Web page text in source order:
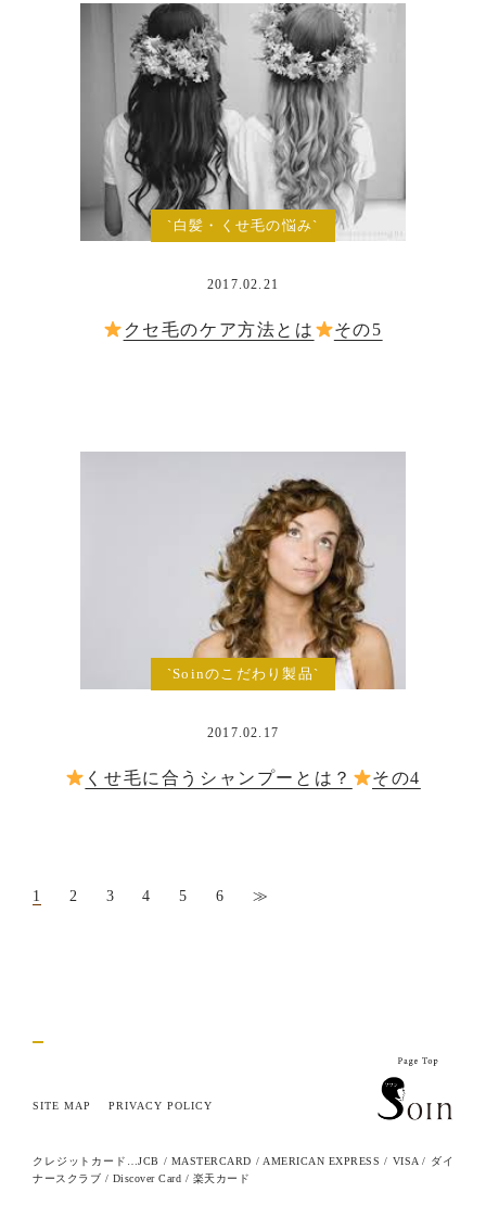
`白髪・くせ毛の悩み`
2017.02.21
クセ毛のケア方法とは その5
`Soinのこだわり製品`
2017.02.17
くせ毛に合うシャンプーとは？ その4
1 2 3 4 5 6 ≫
SITE MAP PRIVACY POLICY
クレジットカード…JCB / MASTERCARD / AMERICAN EXPRESS / VISA / ダイ
ナースクラブ / Discover Card / 楽天カード